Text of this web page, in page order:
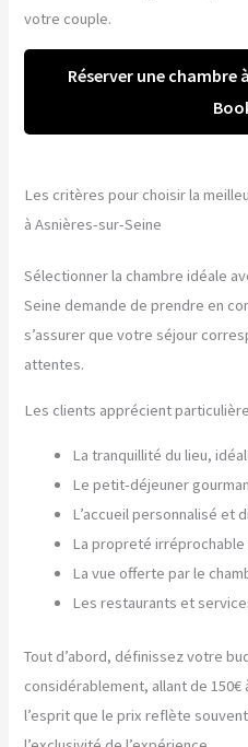
votre couple.
Réserver une chambre
Les critères pour choisir la
à Asnières-sur-Seine
Sélectionner la chambre idéale
Seine demande de prendre en
s’assurer que votre séjour
attentes.
Les clients apprécient
La tranquillité du lieu,
Le petit-déjeuner
L’accueil personnalisé et
La propreté irréprochable
La vue offerte par le
Les restaurants et
Tout d’abord, définissez votre
considérablement, allant de 150€
l’esprit que le prix reflète